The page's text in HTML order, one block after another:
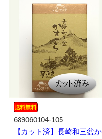
689060104-105
【カット済】長崎和三盆か